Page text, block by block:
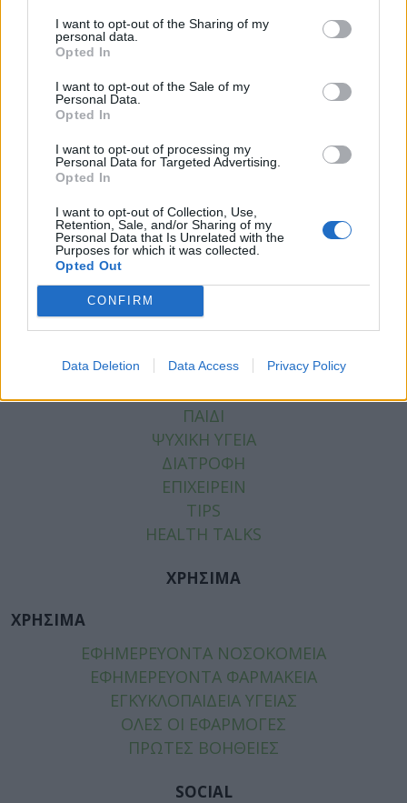
I want to opt-out of the Sharing of my
personal data.
Opted In
I want to opt-out of the Sale of my
Personal Data.
Opted In
I want to opt-out of processing my
Personal Data for Targeted Advertising.
Opted In
I want to opt-out of Collection, Use,
Retention, Sale, and/or Sharing of my
Personal Data that Is Unrelated with the
Purposes for which it was collected.
Opted Out
CONFIRM
Data Deletion Data Access Privacy Policy
Tags:ΣΤΡΕΠΤΟΚΟΚΚΟΣ,ΣΤΡΕΠΤΟΚΟΚΚΟΣ Α
ΚΑΤΗΓΟΡΙΕΣ
ΕΙΔΗΣΕΙΣ
ΠΑΙΔΙ
ΨΥΧΙΚΗ ΥΓΕΙΑ
ΔΙΑΤΡΟΦΗ
ΕΠΙΧΕΙΡΕΙΝ
TIPS
HEALTH TALKS
ΧΡΗΣΙΜΑ
ΧΡΗΣΙΜΑ
ΕΦΗΜΕΡΕΥΟΝΤΑ ΝΟΣΟΚΟΜΕΙΑ
ΕΦΗΜΕΡΕΥΟΝΤΑ ΦΑΡΜΑΚΕΙΑ
ΕΓΚΥΚΛΟΠΑΙΔΕΙΑ ΥΓΕΙΑΣ
ΟΛΕΣ ΟΙ ΕΦΑΡΜΟΓΕΣ
ΠΡΩΤΕΣ ΒΟΗΘΕΙΕΣ
SOCIAL